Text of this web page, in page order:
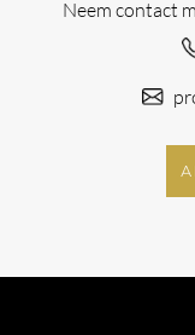
Neem contact